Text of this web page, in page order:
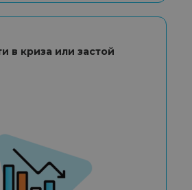
в криза или застой